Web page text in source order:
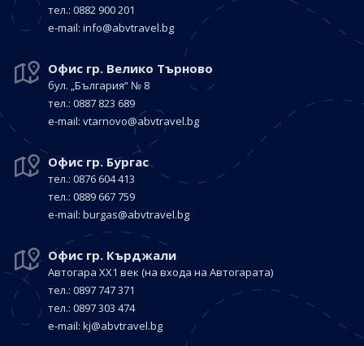
тел.: 0882 900 201
е-mail: info@abvtravel.bg
Офис гр. Велико Търново
бул. „България“ № 8
тел.: 0887 823 689
е-mail: vtarnovo@abvtravel.bg
Офис гр. Бургас
тел.: 0876 604 413
тел.: 0889 667 759
е-mail: burgas@abvtravel.bg
Офис гр. Кърджали
Автогара ХХ1 век (на входа на Автогарата)
тел.: 0897 747 371
тел.: 0897 303 474
е-mail: kj@abvtravel.bg